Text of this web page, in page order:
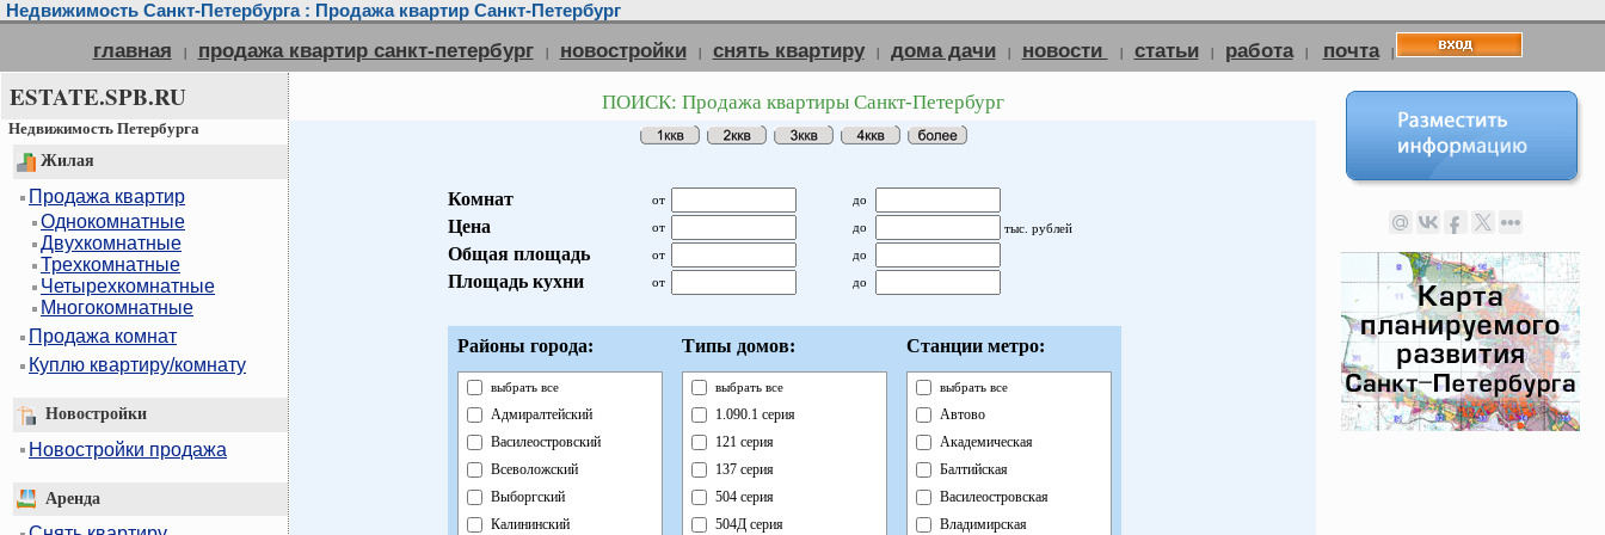
Недвижимость Санкт-Петербурга : Продажа квартир Санкт-Петербург
главная | продажа квартир санкт-петербург | новостройки | снять квартиру | дома дачи | новости | статьи | работа | почта |
ESTATE.SPB.RU
Недвижимость Петербурга
Жилая
Продажа квартир
Однокомнатные
Двухкомнатные
Трехкомнатные
Четырехкомнатные
Многокомнатные
Продажа комнат
Куплю квартиру/комнату
Новостройки
Новостройки продажа
Аренда
ПОИСК: Продажа квартиры Санкт-Петербург
Комнат от до
Цена от до тыс. рублей
Общая площадь от до
Площадь кухни от до
Районы города:
выбрать все
Адмиралтейский
Василеостровский
Всеволожский
Выборгский
Калининский
Типы домов:
выбрать все
1.090.1 серия
121 серия
137 серия
504 серия
504Д серия
Станции метро:
выбрать все
Автово
Академическая
Балтийская
Василеостровская
Владимирская